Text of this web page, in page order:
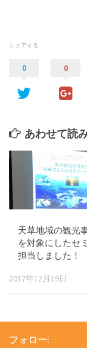
シェアする
0 0
あわせて読
天草地域の観光
を対象にしたセ
担当しました！
2017年12月19日
フォロー: